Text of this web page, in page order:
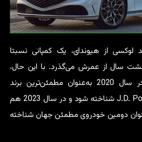
لوکسی از هیوندای، یک کمپانی نسبتا
سال از عمرش می‌گذرد. با این حال،
جنسیس موفق شد در سال 2020 به‌عنوان مطمئن‌ترین برند
خودروسازی رسانه J.D. Power شناخته شود و در سال 2023 هم
دومین خودروی مطمئن جهان شناخته